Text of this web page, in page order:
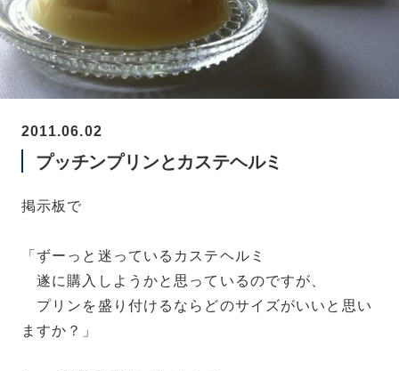
2011.06.02
プッチンプリンとカステヘルミ
掲示板で
「ずーっと迷っているカステヘルミ
遂に購入しようかと思っているのですが、
プリンを盛り付けるならどのサイズがいいと思い
ますか？」